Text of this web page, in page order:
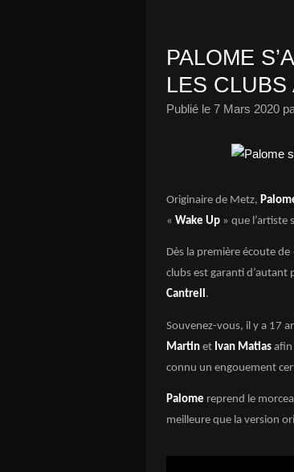
PALOME
LES CLUBS
Publié le 7 Mars 2020
Originaire de Metz,
« Wake Up » que l’artiste
Dès la première écoute de
clubs est garanti d’autant
Cantrell.
Souvenez-vous, il y a 17
Martin et Ivan Matias afin
connu un engouement
Palome reprend le
meilleure que la version